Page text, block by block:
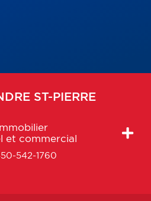
ST-PIERRE
et commercial
542-1760